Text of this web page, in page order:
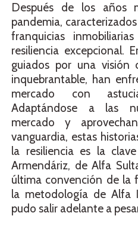
Después de los años
pandemia,
franquicias
resiliencia excepcional.
guiados por una visión
inquebrantable, han
mercado con
Adaptándose a las
mercado y
vanguardia, estas
la resiliencia es la
Armendáriz, de Alfa
última convención de la
la metodología de Alfa
pudo salir adelante a